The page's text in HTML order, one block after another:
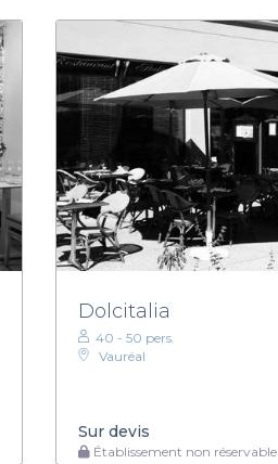
Dolcitalia
40 - 50 pers.
Vauréal
Sur devis
Établissement non réservable